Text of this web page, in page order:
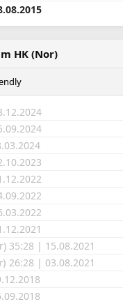
HK (Nor)
35:28 | 15.08.2021
26:28 | 03.08.2021